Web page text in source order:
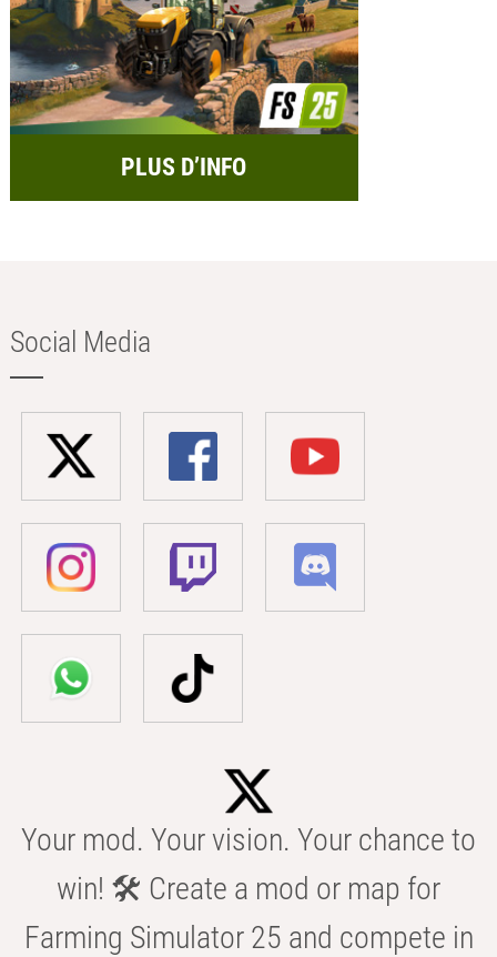
PLUS D’INFO
Social Media
Your mod. Your vision. Your chance to
win! 🛠️ Create a mod or map for
Farming Simulator 25 and compete in